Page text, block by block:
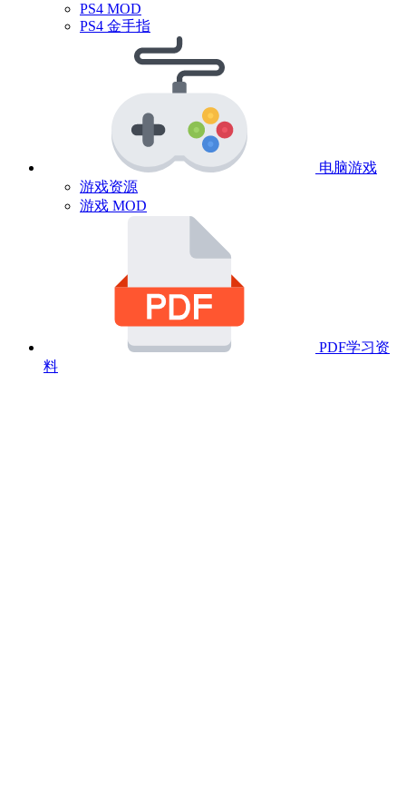
PS4 MOD
PS4 金手指
电脑游戏
游戏资源
游戏 MOD
PDF学习资
料